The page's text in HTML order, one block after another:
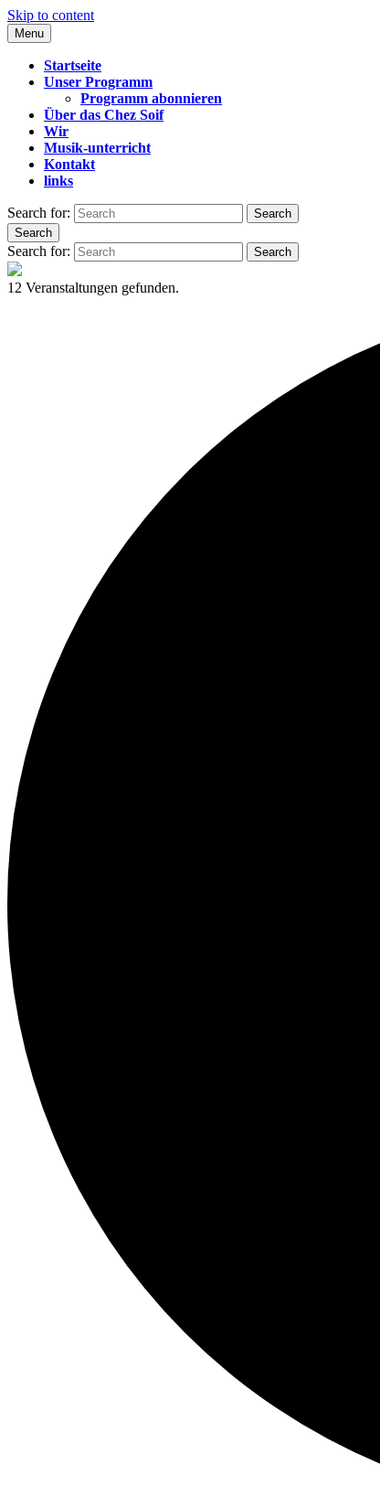
Skip to content
CHEZ SOIF
Menu
Startseite
Unser Programm
Programm abonnieren
Über das Chez Soif
Wir
Musik-unterricht
Kontakt
links
Search for:
Search
Search
Search for: Search
12 Veranstaltungen gefunden.